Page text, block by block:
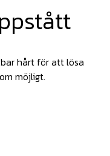
hårt för att lösa
möjligt.